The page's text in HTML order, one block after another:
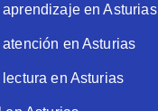
en Asturias
en Asturias
en Asturias